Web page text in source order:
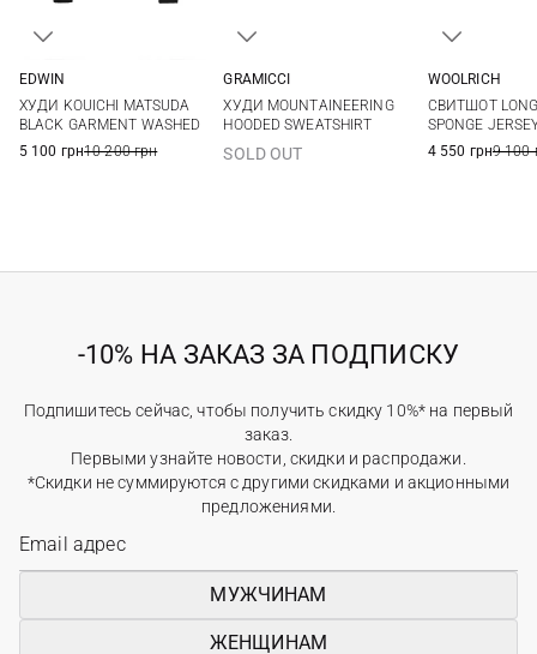
XXL
EDWIN
ХУДИ KOUICHI MATSUDA
BLACK GARMENT WASHED
5 100 грн10 200 грн
GRAMICCI
ХУДИ MOUNTAINEERING
HOODED SWEATSHIRT
SOLD OUT
WOOLRICH
СВИТШОТ LONG
SPONGE
4 550 грн9 100
-10% НА ЗАКАЗ ЗА ПОДПИСКУ
Подпишитесь сейчас, чтобы получить скидку 10%* на первый
заказ.
Первыми узнайте новости, скидки и распродажи.
*Скидки не суммируются с другими скидками и акционными
предложениями.
МУЖЧИНАМ
ЖЕНЩИНАМ